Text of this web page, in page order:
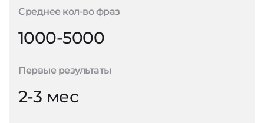
Среднее кол-во фраз
1000-5000
Первые результаты
2-3 мес